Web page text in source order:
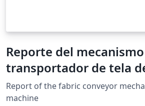
Reporte del
transportador de tela
máquina de coser
Report of the fabric conveyor
machine